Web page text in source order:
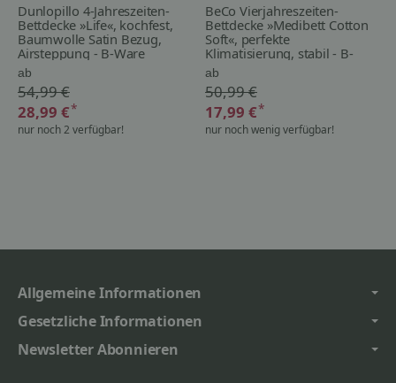
Dunlopillo 4-Jahreszeiten-
Bettdecke »Life«, kochfest,
Baumwolle Satin Bezug,
Airsteppung - B-Ware
ab
54,99 €
28,99 €*
nur noch 2 verfügbar!
BeCo Vierjahreszeiten-
Bettdecke »Medibett Cotton
Soft«, perfekte
Klimatisierung, stabil - B-
Ware
ab
50,99 €
17,99 €*
nur noch wenig verfügbar!
Allgemeine Informationen
Gesetzliche Informationen
Newsletter Abonnieren